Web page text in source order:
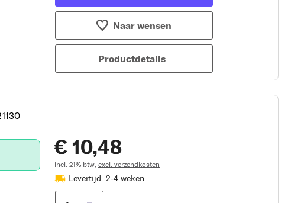
Naar wensen
Productdetails
€ 10,48
incl. 21% btw, excl. verzendkosten
Levertijd: 2-4 weken